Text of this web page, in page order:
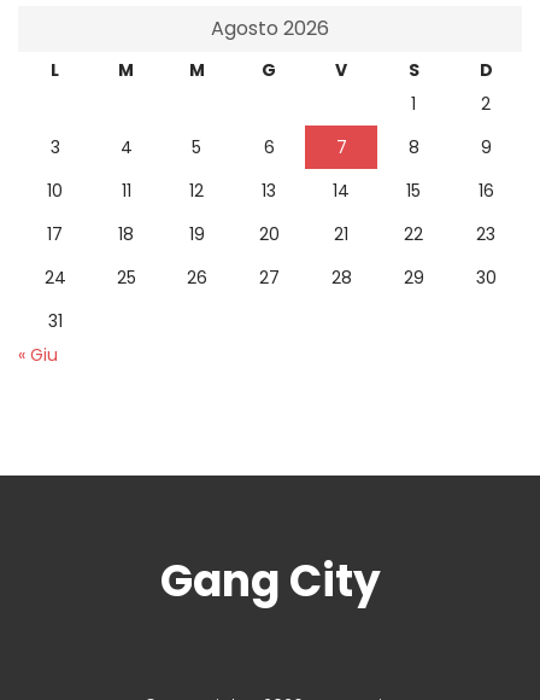
Agosto 2026
L M M G V S
D
1
2
3
4 5 6 7 8
9
10
11 12 13 14 15
16
17
18 19 20 21 22
23
24
25 26 27 28 29
30
31
« Giu
Gang City